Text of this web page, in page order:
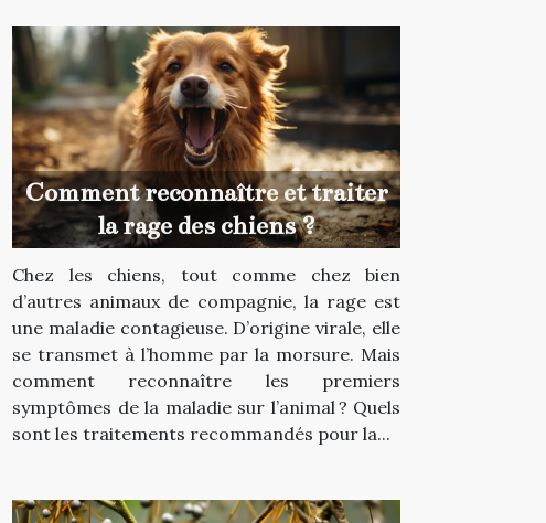
Comment reconnaître et traiter
la rage des chiens ?
Chez les chiens, tout comme chez bien
d’autres animaux de compagnie, la rage est
une maladie contagieuse. D’origine virale, elle
se transmet à l’homme par la morsure. Mais
comment reconnaître les premiers
symptômes de la maladie sur l’animal ? Quels
sont les traitements recommandés pour la...